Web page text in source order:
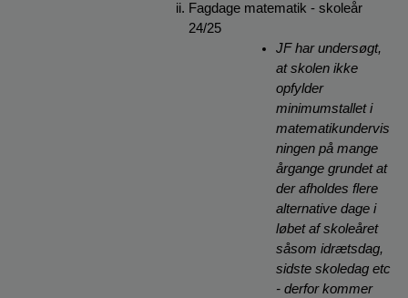
Fagdage matematik - skoleår
24/25
JF har undersøgt,
at skolen ikke
opfylder
minimumstallet i
matematikundervis
ningen på mange
årgange grundet at
der afholdes flere
alternative dage i
løbet af skoleåret
såsom idrætsdag,
sidste skoledag etc
- derfor kommer